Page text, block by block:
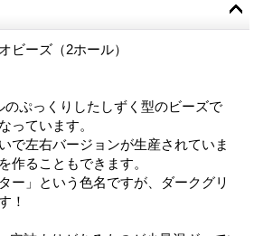
ビーズ（2ホール）
のぷっくりしたしずく型のビーズで
っています。
で左右バージョンが生産されていま
作ることもできます。
ー」という色名ですが、ダークグリ
！